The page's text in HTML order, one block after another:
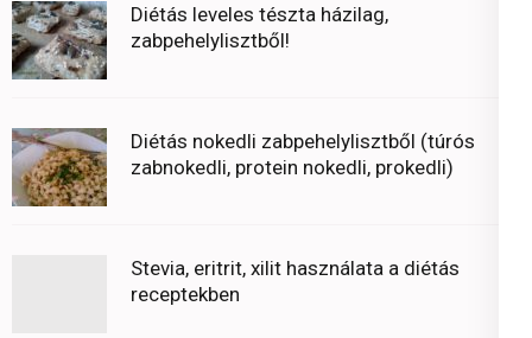
Diétás leveles tészta házilag,
zabpehelylisztből!
Diétás nokedli zabpehelylisztből (túrós
zabnokedli, protein nokedli, prokedli)
Stevia, eritrit, xilit használata a diétás
receptekben